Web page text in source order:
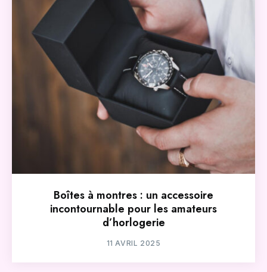
Boîtes à montres : un accessoire
incontournable pour les amateurs
d’horlogerie
11 AVRIL 2025